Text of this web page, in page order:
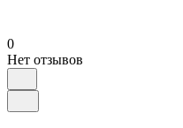
0
Нет отзывов